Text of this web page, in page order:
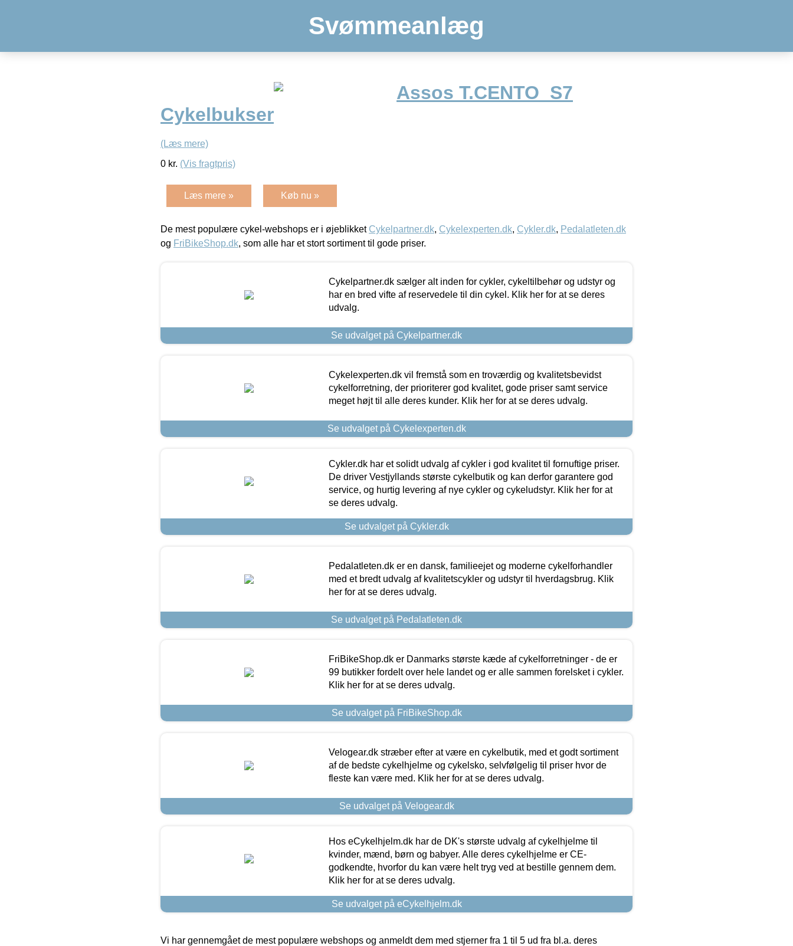
Svømmeanlæg
Assos T.CENTO_S7
Cykelbukser
(Læs mere)
0 kr. (Vis fragtpris)
Læs mere » Køb nu »
De mest populære cykel-webshops er i øjeblikket Cykelpartner.dk, Cykelexperten.dk, Cykler.dk, Pedalatleten.dk
og FriBikeShop.dk, som alle har et stort sortiment til gode priser.
Cykelpartner.dk sælger alt inden for cykler, cykeltilbehør og udstyr og
har en bred vifte af reservedele til din cykel. Klik her for at se deres
udvalg.
Se udvalget på Cykelpartner.dk
Cykelexperten.dk vil fremstå som en troværdig og kvalitetsbevidst
cykelforretning, der prioriterer god kvalitet, gode priser samt service
meget højt til alle deres kunder. Klik her for at se deres udvalg.
Se udvalget på Cykelexperten.dk
Cykler.dk har et solidt udvalg af cykler i god kvalitet til fornuftige priser.
De driver Vestjyllands største cykelbutik og kan derfor garantere god
service, og hurtig levering af nye cykler og cykeludstyr. Klik her for at
se deres udvalg.
Se udvalget på Cykler.dk
Pedalatleten.dk er en dansk, familieejet og moderne cykelforhandler
med et bredt udvalg af kvalitetscykler og udstyr til hverdagsbrug. Klik
her for at se deres udvalg.
Se udvalget på Pedalatleten.dk
FriBikeShop.dk er Danmarks største kæde af cykelforretninger - de er
99 butikker fordelt over hele landet og er alle sammen forelsket i cykler.
Klik her for at se deres udvalg.
Se udvalget på FriBikeShop.dk
Velogear.dk stræber efter at være en cykelbutik, med et godt sortiment
af de bedste cykelhjelme og cykelsko, selvfølgelig til priser hvor de
fleste kan være med. Klik her for at se deres udvalg.
Se udvalget på Velogear.dk
Hos eCykelhjelm.dk har de DK's største udvalg af cykelhjelme til
kvinder, mænd, børn og babyer. Alle deres cykelhjelme er CE-
godkendte, hvorfor du kan være helt tryg ved at bestille gennem dem.
Klik her for at se deres udvalg.
Se udvalget på eCykelhjelm.dk
Vi har gennemgået de mest populære webshops og anmeldt dem med stjerner fra 1 til 5 ud fra bl.a. deres